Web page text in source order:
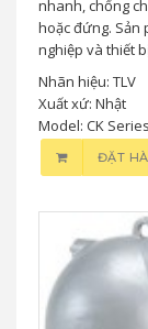
nhanh, chống
hoặc đứng. Sản
nghiệp và thiết
Nhãn hiệu: TLV
Xuất xứ: Nhật
Model: CK Series
ĐẶT